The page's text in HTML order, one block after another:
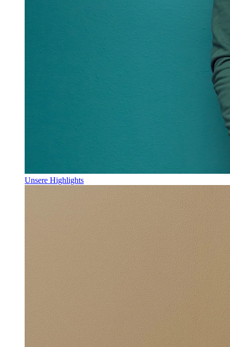
Unsere Highlights